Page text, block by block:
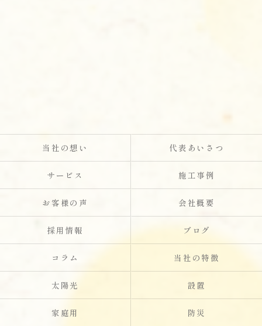
当社の想い 代表あいさつ
サービス 施工事例
お客様の声 会社概要
採用情報 ブログ
コラム 当社の特徴
太陽光 設置
家庭用 防災